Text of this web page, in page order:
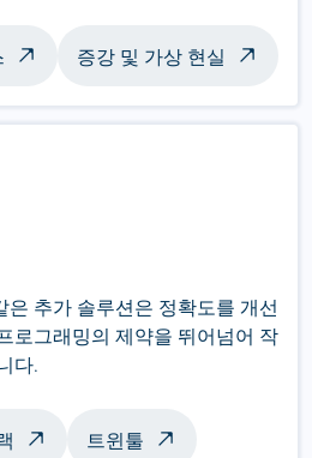
증강 및 가상 현실
은 추가 솔루션은 정확도를 개선
로그래밍의 제약을 뛰어넘어 작
다.
트윈툴